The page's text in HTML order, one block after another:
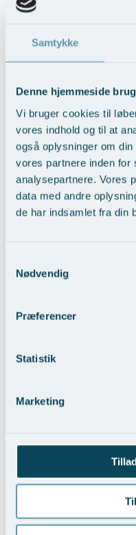
Samtykke
Denne hjemmeside
Vi bruger cookies til
vores indhold og til at
også oplysninger om
vores partnere inden for
analysepartnere. Vores
data med andre
de har indsamlet fra din
Nødvendig
Præferencer
Statistik
Marketing
Helingsforløb
næsten altid gøres mindre
operationer kan gøres
plastikkirurgisk operation
disponerede personer, og
udvikle sig abnorme ar,
speciel multimodal
Læs mere om
Vælg behandling...
Vis behandlingseksempler>